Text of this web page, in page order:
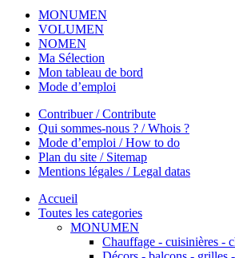
MONUMEN
VOLUMEN
NOMEN
Ma Sélection
Mon tableau de bord
Mode d’emploi
Contribuer / Contribute
Qui sommes-nous ? / Whois ?
Mode d’emploi / How to do
Plan du site / Sitemap
Mentions légales / Legal datas
Accueil
Toutes les categories
MONUMEN
Chauffage - cuisinières -